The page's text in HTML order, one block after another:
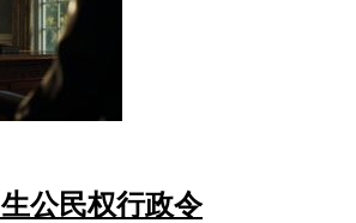
公民权行政令